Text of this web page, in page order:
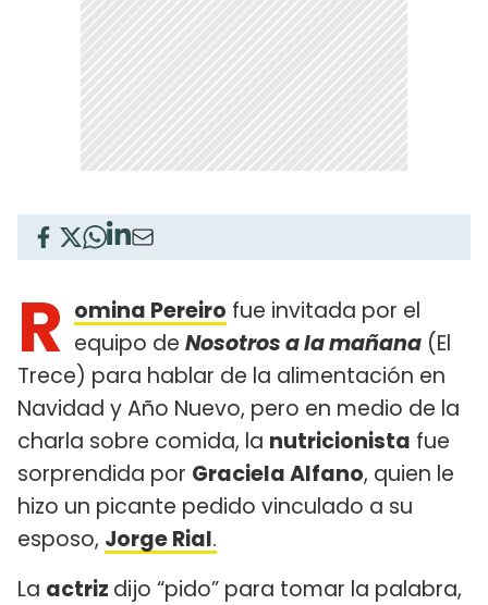
R omina Pereiro fue invitada por el
equipo de Nosotros a la mañana (El
Trece) para hablar de la alimentación en
Navidad y Año Nuevo, pero en medio de la
charla sobre comida, la nutricionista fue
sorprendida por Graciela Alfano, quien le
hizo un picante pedido vinculado a su
esposo, Jorge Rial.
La actriz dijo “pido” para tomar la palabra,